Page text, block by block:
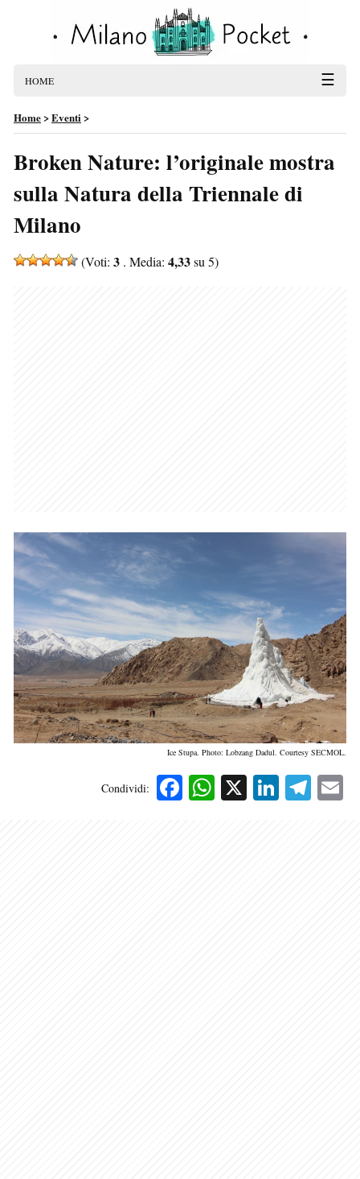
HOME ☰
Home>Eventi>
Broken Nature: l’originale mostra
sulla Natura della Triennale di
Milano
(Voti: 3 . Media: 4,33su 5)
Ice Stupa. Photo: Lobzang Dadul. Courtesy SECMOL.
Condividi: Facebook
WhatsApp
X